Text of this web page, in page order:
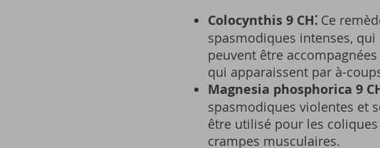
Colocynthis 9 CH⁚ Ce
spasmodiques intenses,
peuvent être
qui apparaissent par à-
Magnesia phosphorica 9
spasmodiques violentes et
être utilisé pour les
crampes musculaires.